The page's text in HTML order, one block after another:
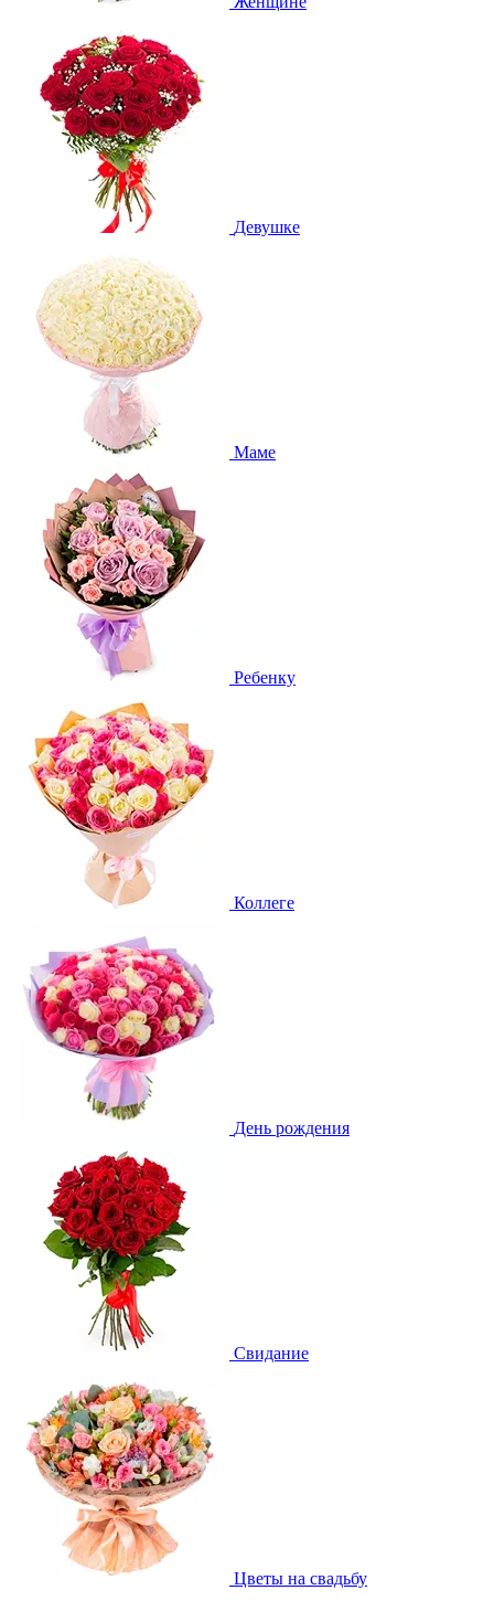
Девушке
Маме
Ребенку
Коллеге
День рождения
Свидание
Цветы на свадьбу